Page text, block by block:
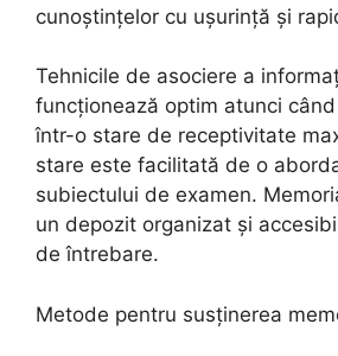
cunoștințelor cu ușurință și
Tehnicile de asociere a
funcționează optim atunci
într-o stare de receptivitate
stare este facilitată de o
subiectului de examen.
un depozit organizat și
de întrebare.
Metode pentru susținerea